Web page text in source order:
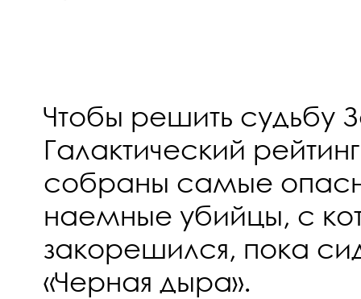
Чтобы решить судьбу
Галактический
собраны самые
наемные убийцы, с
закорешился, пока
«Черная дыра».